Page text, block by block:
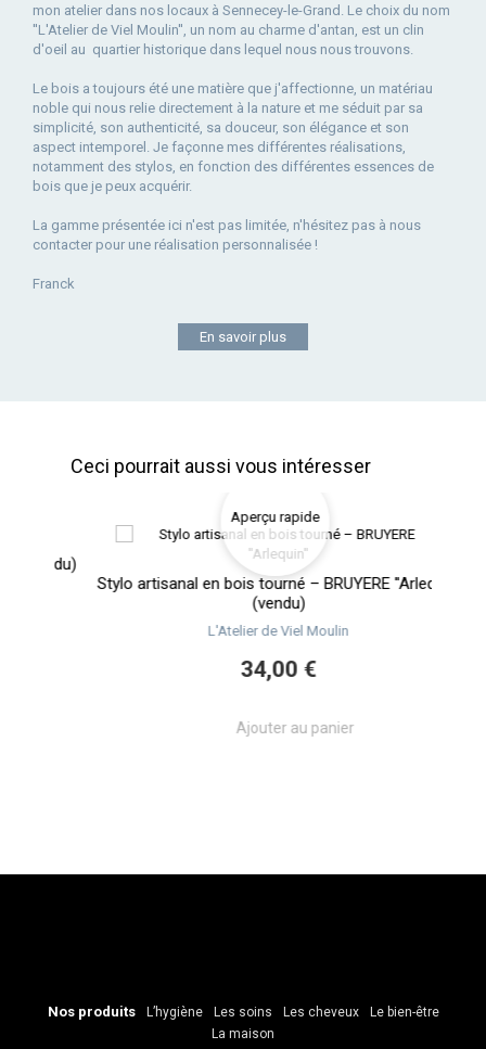
mon atelier dans nos locaux à Sennecey-le-Grand. Le choix du nom
''L'Atelier de Viel Moulin'', un nom au charme d'antan, est un clin
d'oeil au quartier historique dans lequel nous nous trouvons.
Le bois a toujours été une matière que j'affectionne, un matériau
noble qui nous relie directement à la nature et me séduit par sa
simplicité, son authenticité, sa douceur, son élégance et son
aspect intemporel. Je façonne mes différentes réalisations,
notamment des stylos, en fonction des différentes essences de
bois que je peux acquérir.
La gamme présentée ici n'est pas limitée, n'hésitez pas à nous
contacter pour une réalisation personnalisée !
Franck
En savoir plus
Ceci pourrait aussi vous intéresser
Aperçu rapide
Stylo artisanal en bois tourné – BRUYERE ''Arlequin''
(vendu)
L'Atelier de Viel Moulin
34,00 €
Ajouter au panier
Nos produits L’hygiène Les soins Les cheveux
Le bien-être
La maison